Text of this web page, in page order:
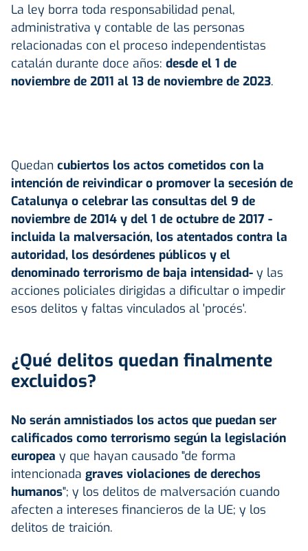
La ley borra toda responsabilidad penal,
administrativa y contable de las personas
relacionadas con el proceso independentistas
catalán durante doce años: desde el 1 de
noviembre de 2011 al 13 de noviembre de 2023.
Quedan cubiertos los actos cometidos con la
intención de reivindicar o promover la secesión de
Catalunya o celebrar las consultas del 9 de
noviembre de 2014 y del 1 de octubre de 2017 -
incluida la malversación, los atentados contra la
autoridad, los desórdenes públicos y el
denominado terrorismo de baja intensidad- y las
acciones policiales dirigidas a dificultar o impedir
esos delitos y faltas vinculados al 'procés'.
¿Qué delitos quedan finalmente
excluidos?
No serán amnistiados los actos que puedan ser
calificados como terrorismo según la legislación
europea y que hayan causado "de forma
intencionada graves violaciones de derechos
humanos"; y los delitos de malversación cuando
afecten a intereses financieros de la UE; y los
delitos de traición.